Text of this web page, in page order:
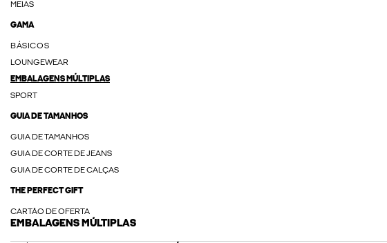
MEIAS
GAMA
BÁSICOS
LOUNGEWEAR
EMBALAGENS MÚLTIPLAS
SPORT
GUIA DE TAMANHOS
GUIA DE TAMANHOS
GUIA DE CORTE DE JEANS
GUIA DE CORTE DE CALÇAS
THE PERFECT GIFT
CARTÃO DE OFERTA
EMBALAGENS MÚLTIPLAS